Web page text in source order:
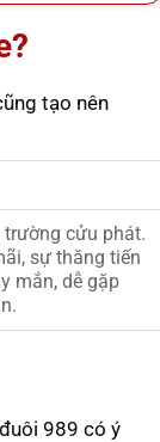
tạo nên
trường cửu phát.
sự thăng tiến
mắn, dễ gặp
989 có ý